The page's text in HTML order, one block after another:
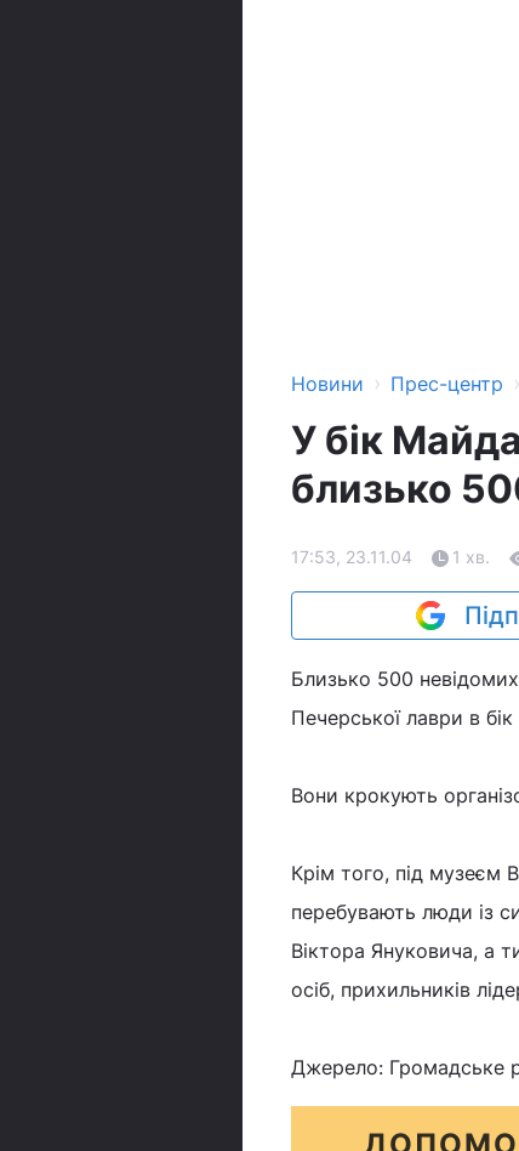
Новини › Прес-центр ›
У бік
близько
17:53, 23.11.04 1 хв.
Близько 500
Печерської лаври в
Вони крокують
Крім того, під музеєм
перебувають люди із
Віктора Януковича, а
осіб, прихильників
Джерело: Громадське